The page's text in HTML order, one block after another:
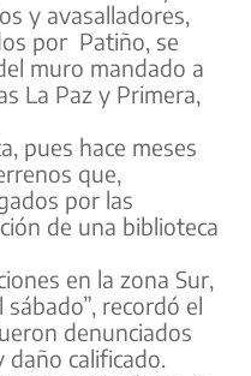
y avasalladores,
por Patiño, se
muro mandado a
La Paz y Primera,
pues hace meses
que,
por las
de una biblioteca
en la zona Sur,
recordó el
denunciados
calificado.